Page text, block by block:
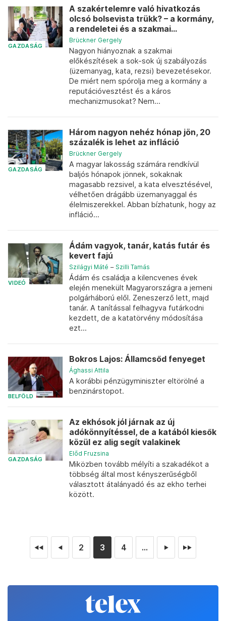
GAZDASÁG
A szakértelemre való hivatkozás
olcsó bolsevista trükk? – a kormány,
a rendeletei és a szakmai...
Brückner Gergely
Nagyon hiányoznak a szakmai
előkészítések a sok-sok új szabályozás
(üzemanyag, kata, rezsi) bevezetésekor.
De miért nem spórolja meg a kormány a
reputációvesztést és a káros
mechanizmusokat? Nem...
GAZDASÁG
Három nagyon nehéz hónap jön, 20
százalék is lehet az infláció
Brückner Gergely
A magyar lakosság számára rendkívül
baljós hónapok jönnek, sokaknak
magasabb rezsivel, a kata elvesztésével,
vélhetően drágább üzemanyaggal és
élelmiszerekkel. Abban bízhatunk, hogy az
infláció...
VIDEÓ
Ádám vagyok, tanár, katás futár és
kevert fajú
Szilágyi Máté – Szilli Tamás
Ádám és családja a kilencvenes évek
elején menekült Magyarországra a jemeni
polgárháború elől. Zeneszerző lett, majd
tanár. A tanítással felhagyva futárkodni
kezdett, de a katatörvény módosítása
ezt...
BELFÖLD
Bokros Lajos: Államcsőd fenyeget
Ághassi Attila
A korábbi pénzügyminiszter eltörölné a
benzinárstopot.
GAZDASÁG
Az ekhósok jól járnak az új
adókönnyítéssel, de a katából kiesők
közül ez alig segít valakinek
Előd Fruzsina
Miközben tovább mélyíti a szakadékot a
többség által most kényszerűségből
választott átalányadó és az ekho terhei
között.
◄◄ ◄ 2 3 4 ... ► ►►